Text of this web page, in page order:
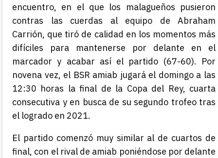
encuentro, en el que los malagueños pusieron
contras las cuerdas al equipo de Abraham
Carrión, que tiró de calidad en los momentos más
difíciles para mantenerse por delante en el
marcador y acabar así el partido (67-60). Por
novena vez, el BSR amiab jugará el domingo a las
12:30 horas la final de la Copa del Rey, cuarta
consecutiva y en busca de su segundo trofeo tras
el logrado en 2021.
El partido comenzó muy similar al de cuartos de
final, con el rival de amiab poniéndose por delante